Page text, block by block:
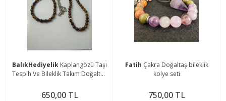
BalıkHediyelik Kaplangözü Taşı
Tespih Ve Bileklik Takım Doğaltaş
650,00 TL
Fatih Çakra Doğaltaş bileklik
kolye seti
750,00 TL